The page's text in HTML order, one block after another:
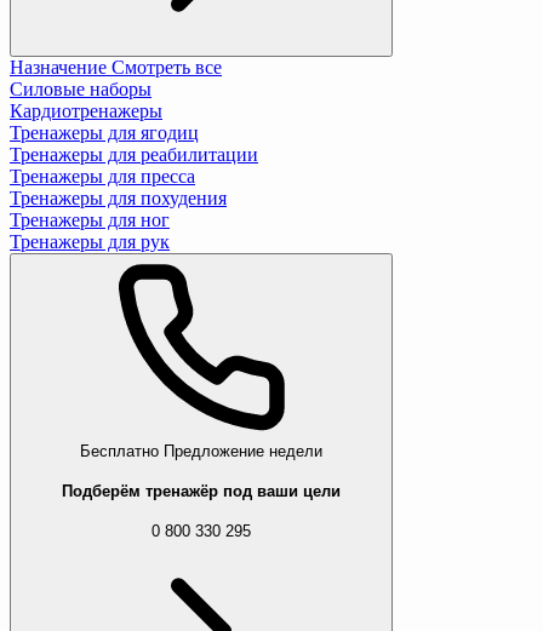
Назначение Смотреть все
Силовые наборы
Кардиотренажеры
Тренажеры для ягодиц
Тренажеры для реабилитации
Тренажеры для пресса
Тренажеры для похудения
Тренажеры для ног
Тренажеры для рук
Бесплатно Предложение недели
Подберём тренажёр под ваши цели
0 800 330 295